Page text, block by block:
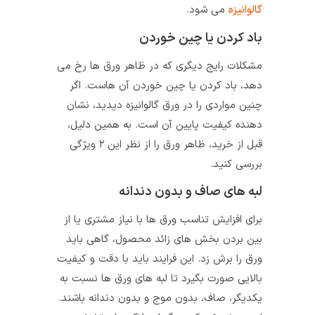
می شود.
باد کردن یا چین خوردن
مشکلات رایج دیگری که در ظاهر ورق ها رخ می
دهد، باد کردن یا چین خوردن آن هاست. اگر
چنین مواردی را در ورق گالوانیزه دیدید، نشان
دهنده کیفیت پایین آن است. به همین دلیل،
قبل از خرید، ظاهر ورق را از نظر این ۲ ویژگی
بررسی کنید.
لبه های صاف و بدون دندانه
برای افزایش تناسب ورق ها با نیاز مشتری یا از
بین بردن بخش های زائد محصول، گاهی باید
ورق را برش زد. این فرایند باید با دقت و کیفیت
بالایی صورت بگیرد تا لبه های ورق ها نسبت به
یکدیگر، صاف، بدون موج و بدون دندانه باشند.